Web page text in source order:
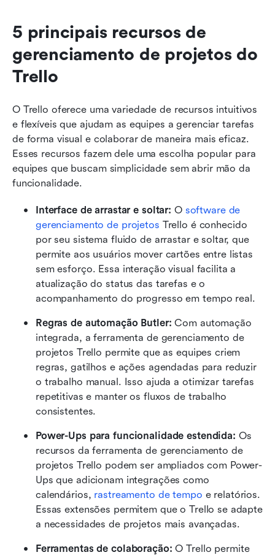
5 principais recursos de
gerenciamento de projetos do
Trello
O Trello oferece uma variedade de recursos intuitivos
e flexíveis que ajudam as equipes a gerenciar tarefas
de forma visual e colaborar de maneira mais eficaz.
Esses recursos fazem dele uma escolha popular para
equipes que buscam simplicidade sem abrir mão da
funcionalidade.
Interface de arrastar e soltar: O software de
gerenciamento de projetos Trello é conhecido
por seu sistema fluido de arrastar e soltar, que
permite aos usuários mover cartões entre listas
sem esforço. Essa interação visual facilita a
atualização do status das tarefas e o
acompanhamento do progresso em tempo real.
Regras de automação Butler: Com automação
integrada, a ferramenta de gerenciamento de
projetos Trello permite que as equipes criem
regras, gatilhos e ações agendadas para reduzir
o trabalho manual. Isso ajuda a otimizar tarefas
repetitivas e manter os fluxos de trabalho
consistentes.
Power-Ups para funcionalidade estendida: Os
recursos da ferramenta de gerenciamento de
projetos Trello podem ser ampliados com Power-
Ups que adicionam integrações como
calendários, rastreamento de tempo e relatórios.
Essas extensões permitem que o Trello se adapte
a necessidades de projetos mais avançadas.
Ferramentas de colaboração: O Trello permite